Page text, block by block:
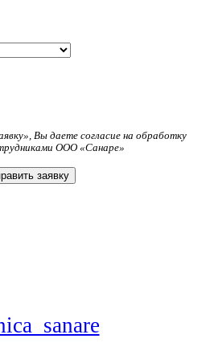
Вы даете согласие на обработку
ООО «Санаре»